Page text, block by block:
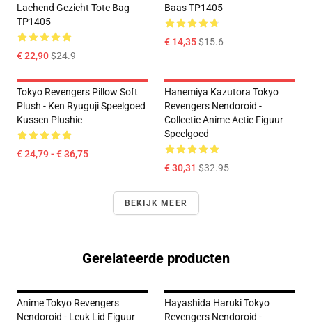
Lachend Gezicht Tote Bag
TP1405
€ 22,90$24.9
Baas TP1405
€ 14,35$15.6
Tokyo Revengers Pillow Soft
Plush - Ken Ryuguji Speelgoed
Kussen Plushie
€ 24,79 - € 36,75
Hanemiya Kazutora Tokyo
Revengers Nendoroid -
Collectie Anime Actie Figuur
Speelgoed
€ 30,31 $32.95
BEKIJK MEER
Gerelateerde producten
Anime Tokyo Revengers
Nendoroid - Leuk Lid Figuur
Hayashida Haruki Tokyo
Revengers Nendoroid -